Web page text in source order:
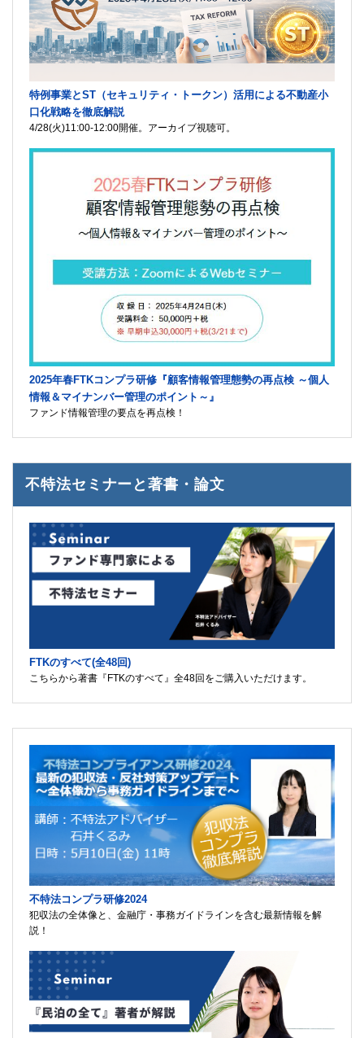
特例事業とST（セキュリティ・トークン）活用による不動産小
口化戦略を徹底解説
4/28(火)11:00-12:00開催。アーカイブ視聴可。
2025年春FTKコンプラ研修『顧客情報管理態勢の再点検 ～個人
情報＆マイナンバー管理のポイント～』
ファンド情報管理の要点を再点検！
不特法セミナーと著書・論文
FTKのすべて(全48回)
こちらから著書『FTKのすべて』全48回をご購入いただけます。
不特法コンプラ研修2024
犯収法の全体像と、金融庁・事務ガイドラインを含む最新情報を解
説！